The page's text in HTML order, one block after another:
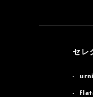
セレ